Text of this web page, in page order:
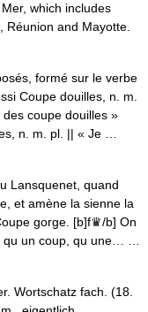
which includes
and Mayotte.
formé sur le verbe
Coupe douilles, n. m.
coupe douilles »
n. m. pl. || « Je …
Lansquenet, quand
et amène la sienne la
gorge. [b]f♛/b] On
qu un coup, qu une… …
Wortschatz fach. (18.